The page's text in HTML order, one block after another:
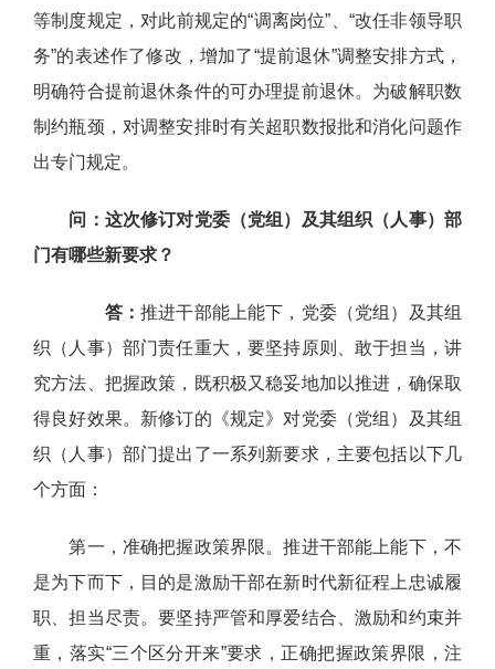
等制度规定，对此前规定的“调离岗位”、“改任非领导职
务”的表述作了修改，增加了“提前退休”调整安排方式，
明确符合提前退休条件的可办理提前退休。为破解职数
制约瓶颈，对调整安排时有关超职数报批和消化问题作
出专门规定。
问：这次修订对党委（党组）及其组织（人事）部
门有哪些新要求？
答：推进干部能上能下，党委（党组）及其组
织（人事）部门责任重大，要坚持原则、敢于担当，讲
究方法、把握政策，既积极又稳妥地加以推进，确保取
得良好效果。新修订的《规定》对党委（党组）及其组
织（人事）部门提出了一系列新要求，主要包括以下几
个方面：
第一，准确把握政策界限。推进干部能上能下，不
是为下而下，目的是激励干部在新时代新征程上忠诚履
职、担当尽责。要坚持严管和厚爱结合、激励和约束并
重，落实“三个区分开来”要求，正确把握政策界限，注